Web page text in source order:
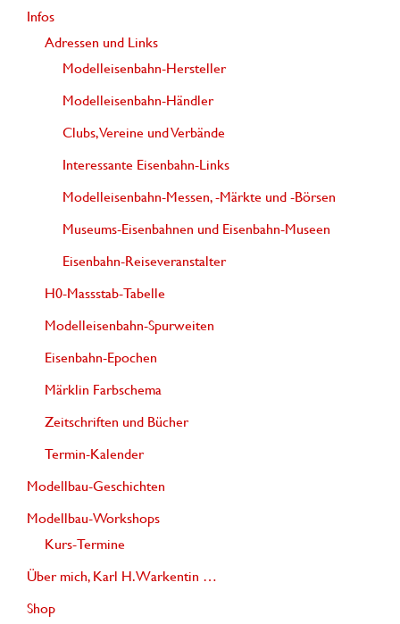
Infos
Adressen und Links
Modelleisenbahn-Hersteller
Modelleisenbahn-Händler
Clubs, Vereine und Verbände
Interessante Eisenbahn-Links
Modelleisenbahn-Messen, -Märkte und -Börsen
Museums-Eisenbahnen und Eisenbahn-Museen
Eisenbahn-Reiseveranstalter
H0-Massstab-Tabelle
Modelleisenbahn-Spurweiten
Eisenbahn-Epochen
Märklin Farbschema
Zeitschriften und Bücher
Termin-Kalender
Modellbau-Geschichten
Modellbau-Workshops
Kurs-Termine
Über mich, Karl H. Warkentin …
Shop